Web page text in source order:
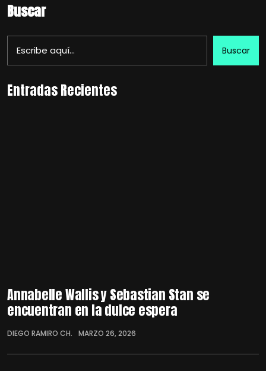
Buscar
Buscar
Entradas Recientes
Annabelle Wallis y Sebastian Stan se
encuentran en la dulce espera
DIEGO RAMIRO CH. MARZO 26, 2026